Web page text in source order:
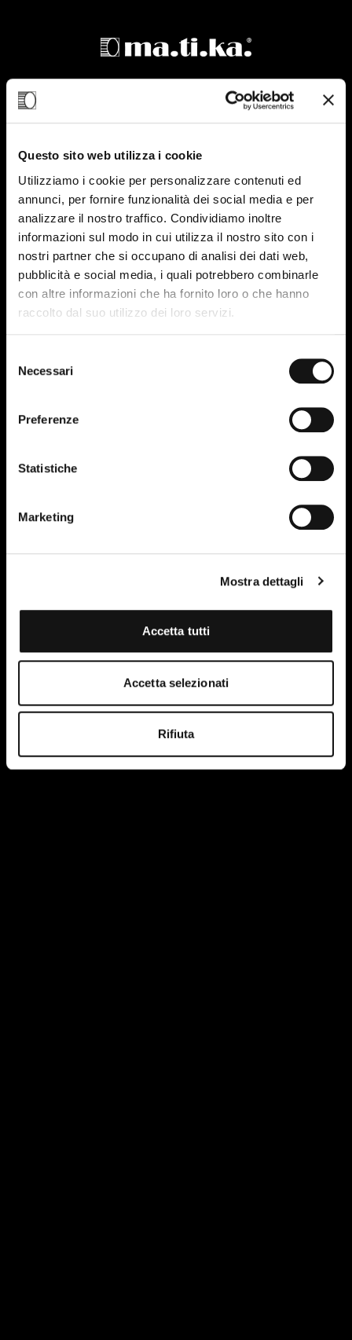
Questo sito web utilizza i cookie
Utilizziamo i cookie per personalizzare contenuti ed
annunci, per fornire funzionalità dei social media e per
analizzare il nostro traffico. Condividiamo inoltre
informazioni sul modo in cui utilizza il nostro sito con i
nostri partner che si occupano di analisi dei dati web,
pubblicità e social media, i quali potrebbero combinarle
con altre informazioni che ha fornito loro o che hanno
raccolto dal suo utilizzo dei loro servizi.
delNecessari
Preferenze
Statistiche
Marketing
Mostra dettagli
Accetta tutti
Accetta selezionati
Rifiuta